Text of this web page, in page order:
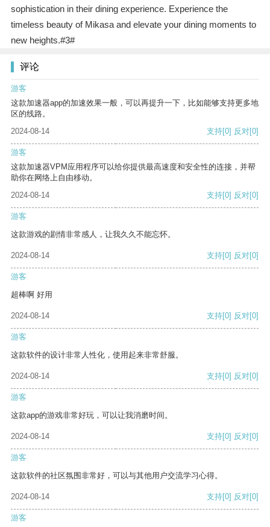
sophistication in their dining experience. Experience the
timeless beauty of Mikasa and elevate your dining moments to
new heights.#3#
评论
游客
这款加速器app的加速效果一般，可以再提升一下，比如能够支持更多地
区的线路。
2024-08-14
支持[0] 反对[0]
游客
这款加速器VPM应用程序可以给你提供最高速度和安全性的连接，并帮
助你在网络上自由移动。
2024-08-14
支持[0] 反对[0]
游客
这款游戏的剧情非常感人，让我久久不能忘怀。
2024-08-14 支持[0] 反对[0]
游客
超棒啊 好用
2024-08-14 支持[0] 反对[0]
游客
这款软件的设计非常人性化，使用起来非常舒服。
2024-08-14 支持[0] 反对[0]
游客
这款app的游戏非常好玩，可以让我消磨时间。
2024-08-14 支持[0] 反对[0]
游客
这款软件的社区氛围非常好，可以与其他用户交流学习心得。
2024-08-14 支持[0] 反对[0]
游客